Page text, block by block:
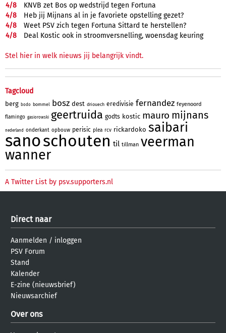
4/8
KNVB zet Bos op wedstrijd tegen Fortuna
4/8
Heb jij Mijnans al in je favoriete opstelling gezet?
4/8
Weet PSV zich tegen Fortuna Sittard te herstellen?
4/8 Deal Kostic ook in stroomversnelling, woensdag keuring
Stel hier in welk nieuws jij belangrijk vindt.
Tagcloud
berg bodo bommel bosz dest driouech eredivisie fernandez feyenoord
flamingo gasiorowski geertruida godts kostic mauro mijnans
nederland onderkant opbouw perisic plea rcv rickardoko saibari
sanoschouten til tillman veerman
wanner
A Twitter List by psv.supporters.nl
Direct naar
Aanmelden / inloggen
PSV Forum
Stand
Kalender
E-zine (nieuwsbrief)
Nieuwsarchief
Over ons